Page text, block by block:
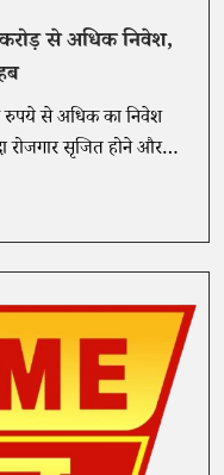
से अधिक निवेश,
रुपये से अधिक का निवेश
रोजगार सृजित होने और